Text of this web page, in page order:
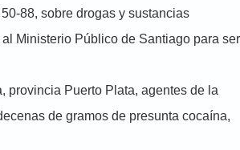
88, sobre drogas y sustancias
Ministerio Público de Santiago para ser
provincia Puerto Plata, agentes de la
de gramos de presunta cocaína,